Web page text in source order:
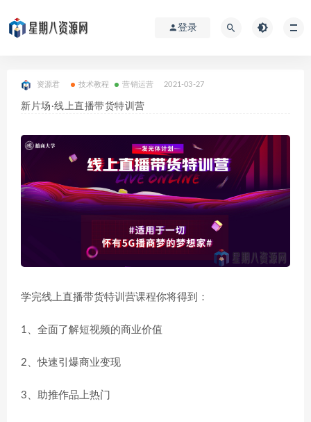
登录
资源君 技术教程 营销运营 2021-03-27
新片场·线上直播带货特训营
学完线上直播带货特训营课程你将得到：
1、全面了解短视频的商业价值
2、快速引爆商业变现
3、助推作品上热门